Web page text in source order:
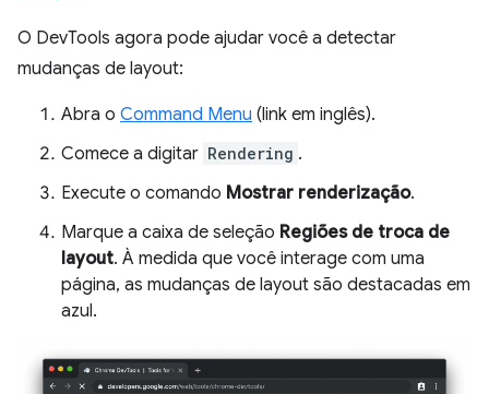
O DevTools agora pode ajudar você a detectar
mudanças de layout:
Abra o Command Menu (link em inglês).
Comece a digitar Rendering .
Execute o comando Mostrar renderização.
Marque a caixa de seleção Regiões de troca de
layout. À medida que você interage com uma
página, as mudanças de layout são destacadas em
azul.